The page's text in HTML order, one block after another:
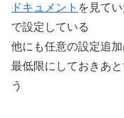
ドキュメント を見て
で設定している
他にも任意の設定追
最低限にしておきあ
う